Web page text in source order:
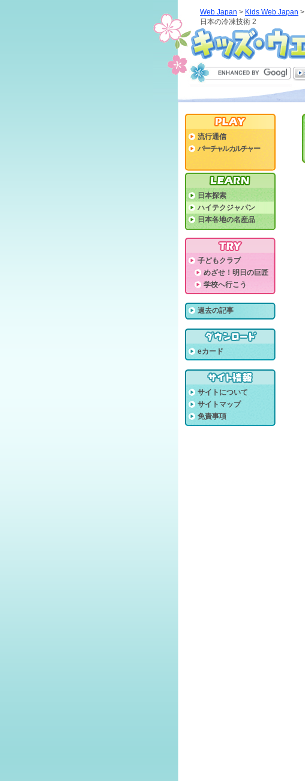
Web Japan > Kids Web Japan >
日本の冷凍技術 2
流行通信
バーチャルカルチャー
日本探索
ハイテクジャパン
日本各地の名産品
子どもクラブ
めざせ！明日の巨匠
学校へ行こう
過去の記事
eカード
サイトについて
サイトマップ
免責事項